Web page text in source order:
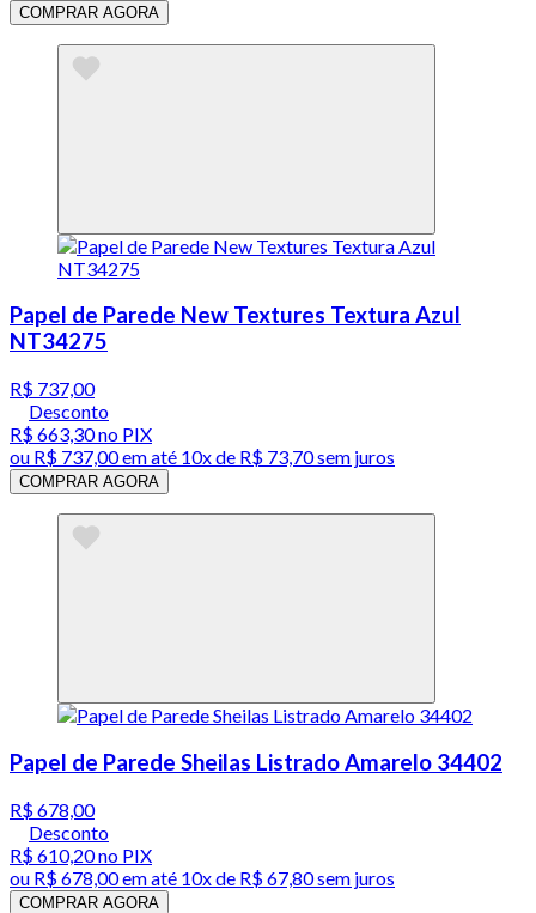
COMPRAR AGORA
Papel de Parede New Textures Textura Azul
NT34275
R$ 737,00
Desconto
R$ 663,30no PIX
ou R$ 737,00em até 10x de R$ 73,70 sem juros
COMPRAR AGORA
Papel de Parede Sheilas Listrado Amarelo 34402
R$ 678,00
Desconto
R$ 610,20no PIX
ou R$ 678,00em até 10x de R$ 67,80 sem juros
COMPRAR AGORA